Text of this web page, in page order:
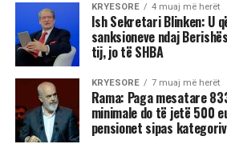
KRYESORE 4 muaj më herët
Ish Sekretari Blinken: U
sanksioneve ndaj
tij, jo të SHBA
KRYESORE 7 muaj më herët
Rama: Paga mesatare
minimale do të jetë 500
pensionet sipas